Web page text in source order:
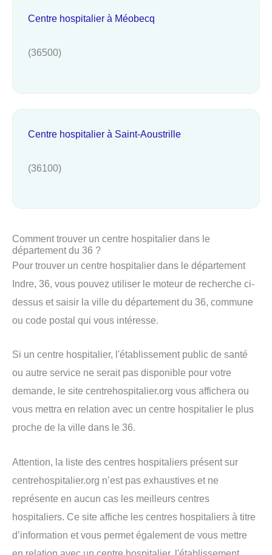
Centre hospitalier à Méobecq
(36500)
Centre hospitalier à Saint-Aoustrille
(36100)
Comment trouver un centre hospitalier dans le
département du 36 ?
Pour trouver un centre hospitalier dans le département
Indre, 36, vous pouvez utiliser le moteur de recherche ci-
dessus et saisir la ville du département du 36, commune
ou code postal qui vous intéresse.
Si un centre hospitalier, l'établissement public de santé
ou autre service ne serait pas disponible pour votre
demande, le site centrehospitalier.org vous affichera ou
vous mettra en relation avec un centre hospitalier le plus
proche de la ville dans le 36.
Attention, la liste des centres hospitaliers présent sur
centrehospitalier.org n’est pas exhaustives et ne
représente en aucun cas les meilleurs centres
hospitaliers. Ce site affiche les centres hospitaliers à titre
d’information et vous permet également de vous mettre